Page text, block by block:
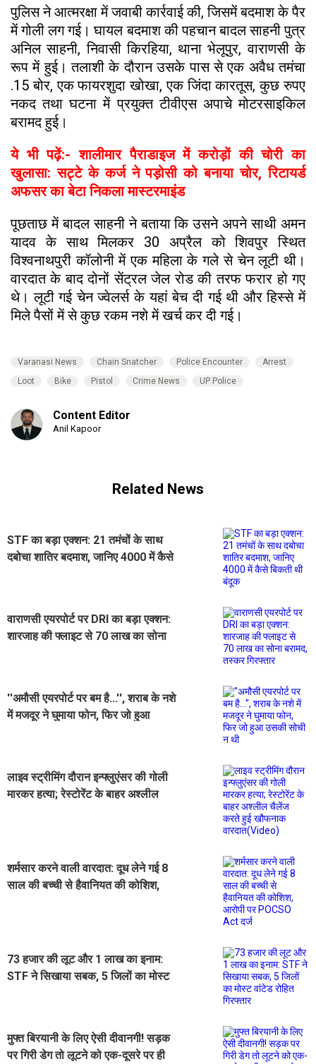
पुलिस ने आत्मरक्षा में जवाबी कार्रवाई की, जिसमें बदमाश के पैर
में गोली लग गई। घायल बदमाश की पहचान बादल साहनी पुत्र
अनिल साहनी, निवासी किरहिया, थाना भेलूपुर, वाराणसी के
रूप में हुई। तलाशी के दौरान उसके पास से एक अवैध तमंचा
.15 बोर, एक फायरशुदा खोखा, एक जिंदा कारतूस, कुछ रुपए
नकद तथा घटना में प्रयुक्त टीवीएस अपाचे मोटरसाइकिल
बरामद हुई।
ये भी पढ़ें:- शालीमार पैराडाइज में करोड़ों की चोरी का
खुलासा: सट्टे के कर्ज ने पड़ोसी को बनाया चोर, रिटायर्ड
अफसर का बेटा निकला मास्टरमाइंड
पूछताछ में बादल साहनी ने बताया कि उसने अपने साथी अमन
यादव के साथ मिलकर 30 अप्रैल को शिवपुर स्थित
विश्वनाथपुरी कॉलोनी में एक महिला के गले से चेन लूटी थी।
वारदात के बाद दोनों सेंट्रल जेल रोड की तरफ फरार हो गए
थे। लूटी गई चेन ज्वेलर्स के यहां बेच दी गई थी और हिस्से में
मिले पैसों में से कुछ रकम नशे में खर्च कर दी गई।
Varanasi News Chain Snatcher Police Encounter
Arrest
Loot
Bike Pistol Crime News UP Police
Content Editor
Anil Kapoor
Related News
STF का बड़ा एक्शन: 21 तमंचों के साथ
दबोचा शातिर बदमाश, जानिए 4000 में कैसे
वाराणसी एयरपोर्ट पर DRI का बड़ा एक्शन:
शारजाह की फ्लाइट से 70 लाख का सोना
''अमौसी एयरपोर्ट पर बम है...'', शराब के नशे
में मजदूर ने घुमाया फोन, फिर जो हुआ
लाइव स्ट्रीमिंग दौरान इन्फ्लुएंसर की गोली
मारकर हत्या; रेस्टोरेंट के बाहर अश्लील
शर्मसार करने वाली वारदात: दूध लेने गई 8
साल की बच्ची से हैवानियत की कोशिश,
73 हजार की लूट और 1 लाख का इनाम:
STF ने सिखाया सबक, 5 जिलों का मोस्ट
मुफ्त बिरयानी के लिए ऐसी दीवानगी! सड़क
पर गिरी डेग तो लूटने को एक-दूसरे पर ही